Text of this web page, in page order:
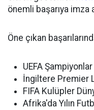
önemli başarıya imza
Öne çıkan
UEFA
İngiltere Premier
FIFA Kulüpler
Afrika'da Yılın